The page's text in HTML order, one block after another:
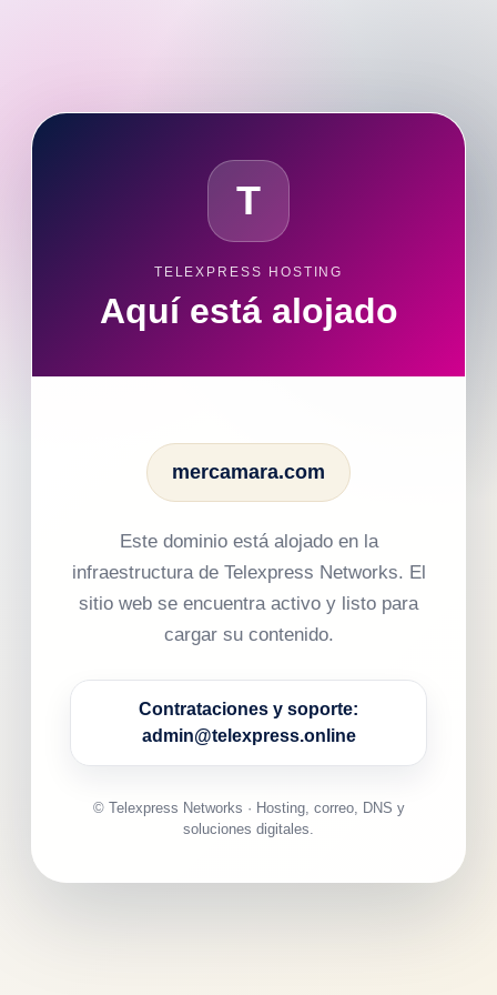
T
TELEXPRESS HOSTING
Aquí está alojado
mercamara.com
Este dominio está alojado en la
infraestructura de Telexpress Networks. El
sitio web se encuentra activo y listo para
cargar su contenido.
Contrataciones y soporte:
admin@telexpress.online
© Telexpress Networks · Hosting, correo, DNS y
soluciones digitales.